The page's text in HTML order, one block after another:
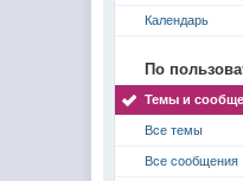
Календарь
По
Темы и
Все темы
Все сообщения